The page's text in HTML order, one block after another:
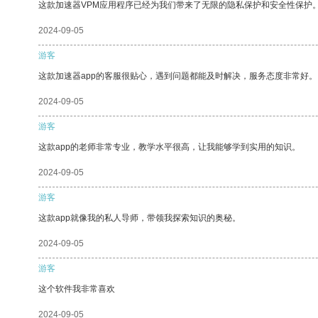
这款加速器VPM应用程序已经为我们带来了无限的隐私保护和安全性保护
2024-09-05
游客
这款加速器app的客服很贴心，遇到问题都能及时解决，服务态度非常好。
2024-09-05
游客
这款app的老师非常专业，教学水平很高，让我能够学到实用的知识。
2024-09-05
游客
这款app就像我的私人导师，带领我探索知识的奥秘。
2024-09-05
游客
这个软件我非常喜欢
2024-09-05